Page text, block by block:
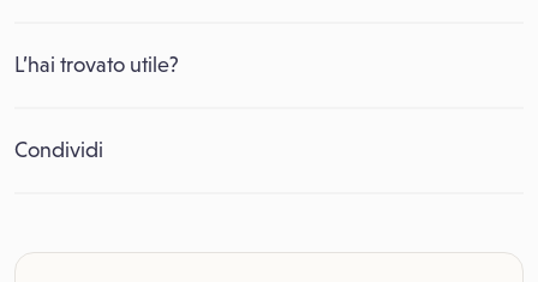
L’hai trovato utile?
Condividi